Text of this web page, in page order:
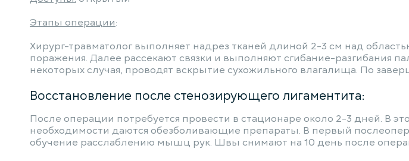
Этапы операции:
Хирург-травматолог выполняет надрез тканей длиной 2-3 см над
поражения. Далее рассекают связки и выполняют сгибание-разгибания
некоторых случая, проводят вскрытие сухожильного влагалища. По
Восстановление после стенозирующего лигаментита:
После операции потребуется провести в стационаре около 2-3 дней. В
необходимости даются обезболивающие препараты. В первый
обучение расслаблению мышц рук. Швы снимают на 10 день после